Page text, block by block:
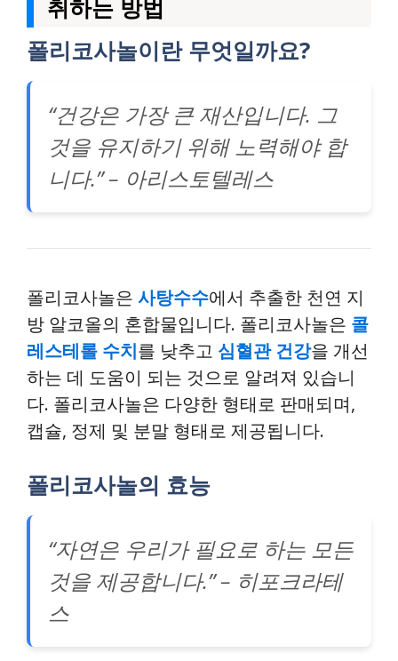
취하는 방법
폴리코사놀이란 무엇일까요?
“건강은 가장 큰 재산입니다. 그
것을 유지하기 위해 노력해야 합
니다.” – 아리스토텔레스
폴리코사놀은 사탕수수에서 추출한 천연 지
방 알코올의 혼합물입니다. 폴리코사놀은 콜
레스테롤 수치를 낮추고 심혈관 건강을 개선
하는 데 도움이 되는 것으로 알려져 있습니
다. 폴리코사놀은 다양한 형태로 판매되며,
캡슐, 정제 및 분말 형태로 제공됩니다.
폴리코사놀의 효능
“자연은 우리가 필요로 하는 모든
것을 제공합니다.” – 히포크라테
스